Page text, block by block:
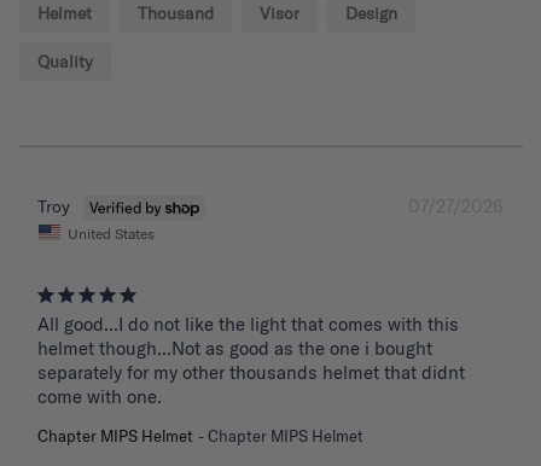
Helmet Thousand Visor Design
Quality
07/27/2026
Troy
United States
All good...I do not like the light that comes with this
helmet though...Not as good as the one i bought
separately for my other thousands helmet that didnt
come with one.
Chapter MIPS Helmet Chapter MIPS Helmet